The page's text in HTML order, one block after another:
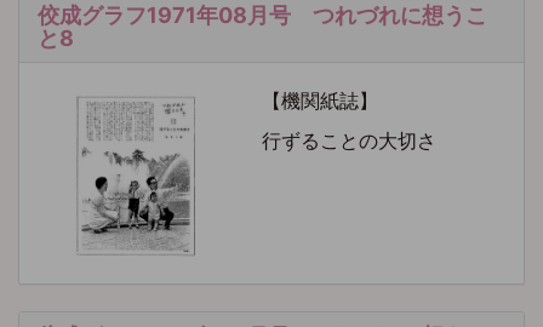
佼成グラフ1971年08月号 つれづれに想うこ
と8
【機関紙誌】
行ずることの大切さ